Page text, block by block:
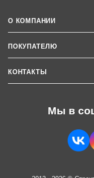
О КОМПАНИИ
ПОКУПАТЕЛЮ
КОНТАКТЫ
Мы в